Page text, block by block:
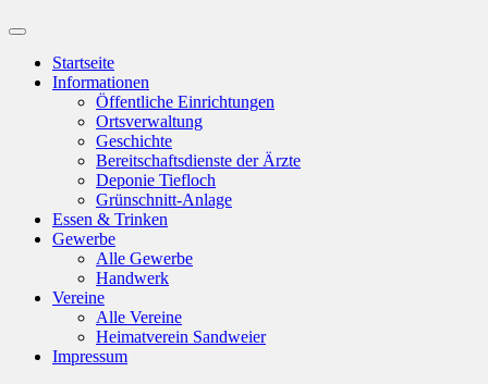
Suchfeld
ein-/ausblenden
Startseite
Informationen
Öffentliche Einrichtungen
Ortsverwaltung
Geschichte
Bereitschaftsdienste der Ärzte
Deponie Tiefloch
Grünschnitt-Anlage
Essen & Trinken
Gewerbe
Alle Gewerbe
Handwerk
Vereine
Alle Vereine
Heimatverein Sandweier
Impressum